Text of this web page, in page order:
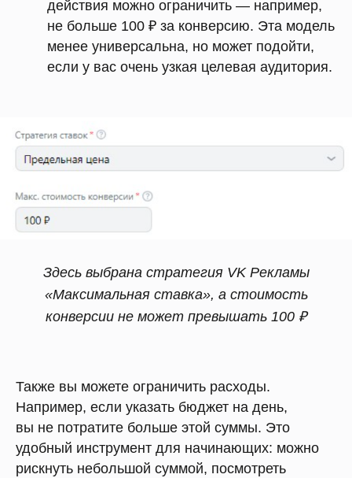
действия можно ограничить — например,
не больше 100 ₽ за конверсию. Эта модель
менее универсальна, но может подойти,
если у вас очень узкая целевая аудитория.
Здесь выбрана стратегия VK Рекламы
«Максимальная ставка», а стоимость
конверсии не может превышать 100 ₽
Также вы можете ограничить расходы.
Например, если указать бюджет на день,
вы не потратите больше этой суммы. Это
удобный инструмент для начинающих: можно
рискнуть небольшой суммой, посмотреть